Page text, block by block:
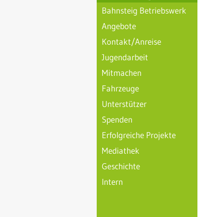
Bahnsteig Betriebswerk
Angebote
Kontakt/Anreise
Jugendarbeit
Mitmachen
Fahrzeuge
Unterstützer
Spenden
Erfolgreiche Projekte
Mediathek
Geschichte
Intern